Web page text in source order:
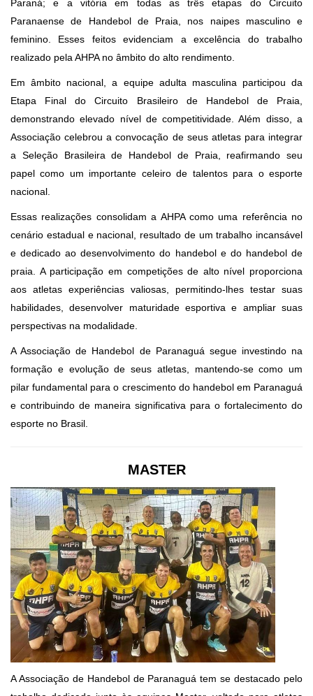
Paraná; e a vitória em todas as três etapas do Circuito
Paranaense de Handebol de Praia, nos naipes masculino e
feminino. Esses feitos evidenciam a excelência do trabalho
realizado pela AHPA no âmbito do alto rendimento.
Em âmbito nacional, a equipe adulta masculina participou da
Etapa Final do Circuito Brasileiro de Handebol de Praia,
demonstrando elevado nível de competitividade. Além disso, a
Associação celebrou a convocação de seus atletas para integrar
a Seleção Brasileira de Handebol de Praia, reafirmando seu
papel como um importante celeiro de talentos para o esporte
nacional.
Essas realizações consolidam a AHPA como uma referência no
cenário estadual e nacional, resultado de um trabalho incansável
e dedicado ao desenvolvimento do handebol e do handebol de
praia. A participação em competições de alto nível proporciona
aos atletas experiências valiosas, permitindo-lhes testar suas
habilidades, desenvolver maturidade esportiva e ampliar suas
perspectivas na modalidade.
A Associação de Handebol de Paranaguá segue investindo na
formação e evolução de seus atletas, mantendo-se como um
pilar fundamental para o crescimento do handebol em Paranaguá
e contribuindo de maneira significativa para o fortalecimento do
esporte no Brasil.
MASTER
A Associação de Handebol de Paranaguá tem se destacado pelo